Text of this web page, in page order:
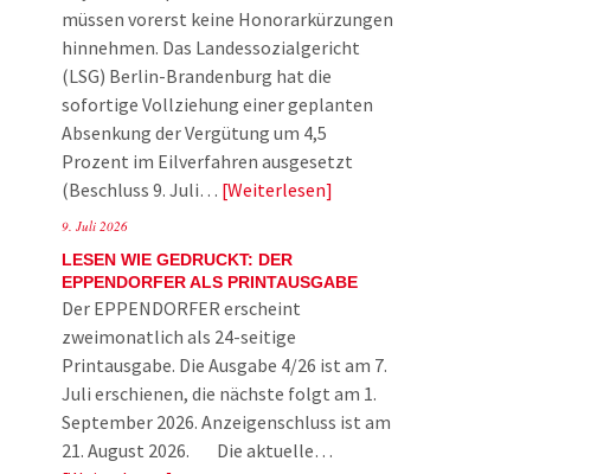
müssen vorerst keine Honorarkürzungen
hinnehmen. Das Landessozialgericht
(LSG) Berlin-Brandenburg hat die
sofortige Vollziehung einer geplanten
Absenkung der Vergütung um 4,5
Prozent im Eilverfahren ausgesetzt
(Beschluss 9. Juli… Weiterlesen
9. Juli 2026
LESEN WIE GEDRUCKT: DER
EPPENDORFER ALS PRINTAUSGABE
Der EPPENDORFER erscheint
zweimonatlich als 24-seitige
Printausgabe. Die Ausgabe 4/26 ist am 7.
Juli erschienen, die nächste folgt am 1.
September 2026. Anzeigenschluss ist am
21. August 2026. Die aktuelle…